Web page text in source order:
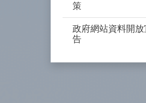
策
政府網站資料開放
告